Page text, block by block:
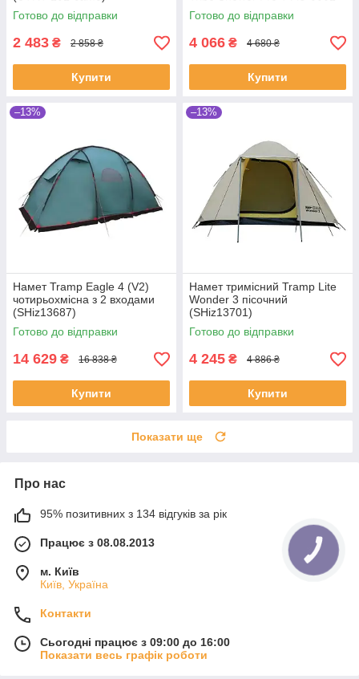
(SHiz14923)
Готово до відправки
2 483 ₴ 2 858 ₴
Купити
olive (SHiz16738)
Готово до відправки
4 066 ₴ 4 680 ₴
Купити
–13%
Намет Tramp Eagle 4 (V2)
чотирьохмісна з 2 входами
(SHiz13687)
Готово до відправки
14 629 ₴ 16 838 ₴
Купити
–13%
Намет тримісний Tramp Lite
Wonder 3 пісочний
(SHiz13701)
Готово до відправки
4 245 ₴ 4 886 ₴
Купити
Показати ще
Про нас
95% позитивних з 134 відгуків за рік
Працює з 08.08.2013
м. Київ
Київ, Україна
Контакти
Сьогодні працює з 09:00 до 16:00
Показати весь графік роботи